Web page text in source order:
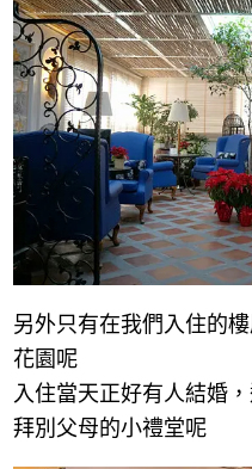
另外只有在我們入住的
花園呢
入住當天正好有人結婚
拜別父母的小禮堂呢